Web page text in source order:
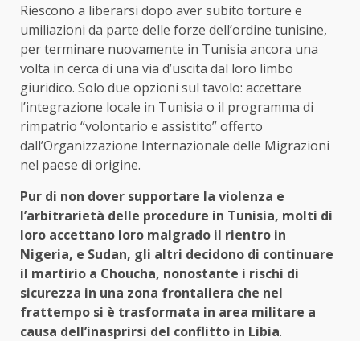
Riescono a liberarsi dopo aver subito torture e
umiliazioni da parte delle forze dell’ordine tunisine,
per terminare nuovamente in Tunisia ancora una
volta in cerca di una via d’uscita dal loro limbo
giuridico. Solo due opzioni sul tavolo: accettare
l’integrazione locale in Tunisia o il programma di
rimpatrio “volontario e assistito” offerto
dall’Organizzazione Internazionale delle Migrazioni
nel paese di origine.
Pur di non dover supportare la violenza e
l’arbitrarietà delle procedure in Tunisia, molti di
loro accettano loro malgrado il rientro in
Nigeria, e Sudan, gli altri decidono di continuare
il martirio a Choucha, nonostante i rischi di
sicurezza in una zona frontaliera che nel
frattempo si è trasformata in area militare a
causa dell’inasprirsi del conflitto in Libia.